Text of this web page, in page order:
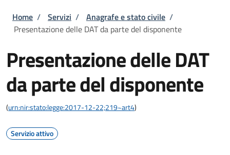
Briciole di pane
Home / Servizi / Anagrafe e stato civile /
Presentazione delle DAT da parte del disponente
Presentazione delle DAT
da parte del disponente
(urn:nir:stato:legge:2017-12-22;219~art4)
Servizio attivo